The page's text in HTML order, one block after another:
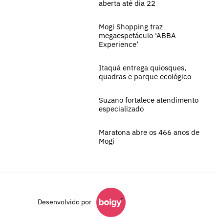
aberta até dia 22
Mogi Shopping traz
megaespetáculo ‘ABBA
Experience’
Itaquá entrega quiosques,
quadras e parque ecológico
Suzano fortalece atendimento
especializado
Maratona abre os 466 anos de
Mogi
Desenvolvido por